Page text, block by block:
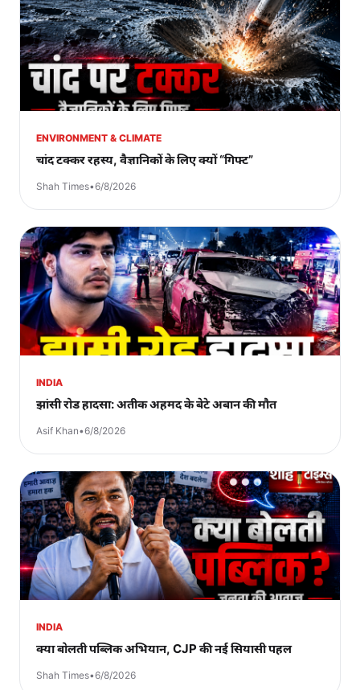
ENVIRONMENT & CLIMATE
चांद टक्कर रहस्य, वैज्ञानिकों के लिए क्यों “गिफ्ट”
Shah Times•6/8/2026
INDIA
झांसी रोड हादसा: अतीक अहमद के बेटे अबान की मौत
Asif Khan•6/8/2026
INDIA
क्या बोलती पब्लिक अभियान, CJP की नई सियासी पहल
Shah Times•6/8/2026